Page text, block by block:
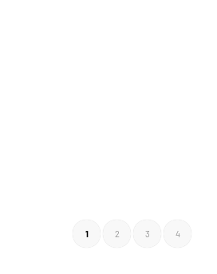
1 2 3 4